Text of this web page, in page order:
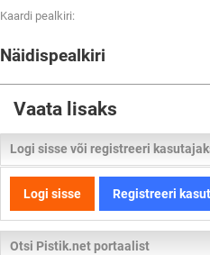
Kaardi pealkiri:
Näidispealkiri
Vaata lisaks
Logi sisse või registreeri
Logi sisse Registreeri
Otsi Pistik.net portaalist